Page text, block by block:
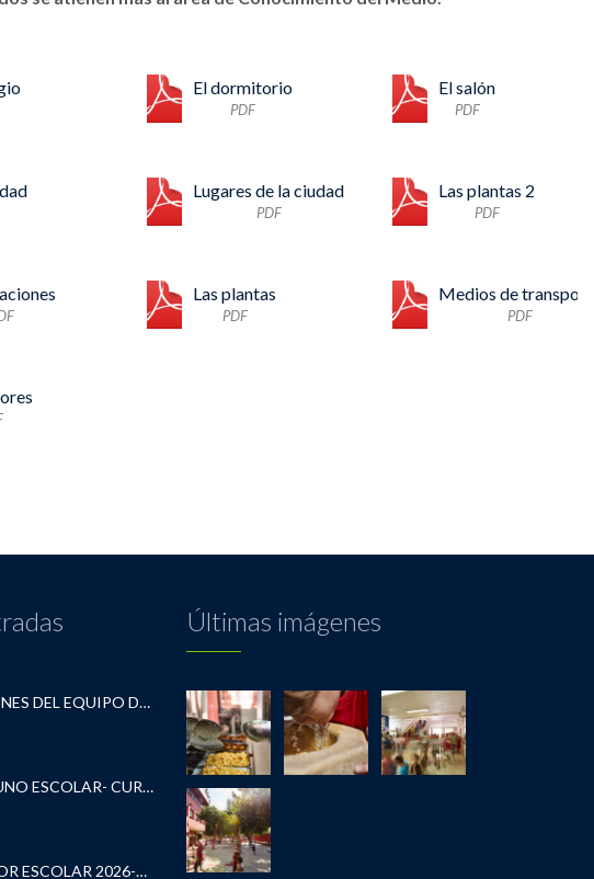
El dormitorio
PDF
Lugares de la ciudad
PDF
Las plantas
PDF
El salón
PDF
Las plantas 2
PDF
Medios de
PDF
RECOMENDACIONES DEL EQUIPO DE INFANTIL
SOLITUD DESAYUNO ESCOLAR- CURSO 2026-2027
AYUDAS COMEDOR ESCOLAR 2026-2027
Últimas imágenes